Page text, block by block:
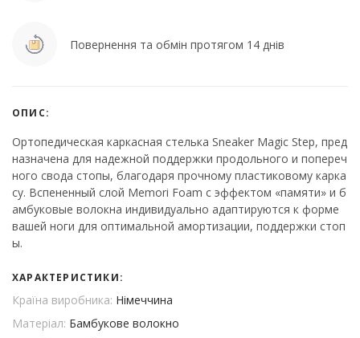
Повернення та обмін протягом 14 днів
ОПИС:
Ортопедическая каркасная стелька Sneaker Magic Step, пред
назначена для надежной поддержки продольного и попереч
ного свода стопы, благодаря прочному пластиковому карка
су. Вспененный слой Memori Foam с эффектом «памяти» и б
амбуковые волокна индивидуально адаптируются к форме
вашей ноги для оптимальной амортизации, поддержки стоп
ы.
ХАРАКТЕРИСТИКИ:
Країна виробника: Німеччина
Матеріал: Бамбукове волокно